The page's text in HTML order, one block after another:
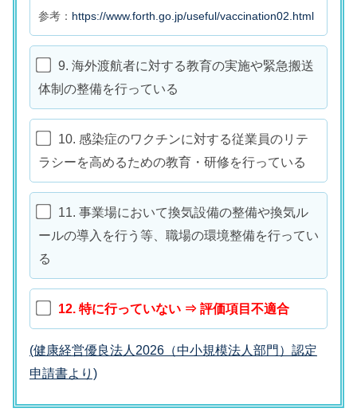
参考： https://www.forth.go.jp/useful/vaccination02.html
9. 海外渡航者に対する教育の実施や緊急搬送
体制の整備を行っている
10. 感染症のワクチンに対する従業員のリテ
ラシーを高めるための教育・研修を行っている
11. 事業場において換気設備の整備や換気ル
ールの導入を行う等、職場の環境整備を行ってい
る
12. 特に行っていない ⇒ 評価項目不適合
(健康経営優良法人2026（中小規模法人部門）認定
申請書より)